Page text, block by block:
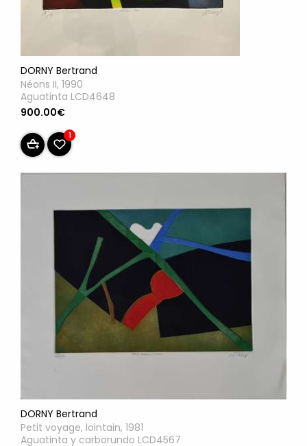
DORNY Bertrand
Néons II, 1990
Aguatinta LCD4648
900.00€
1
DORNY Bertrand
Petit voyage, lointain, 1981
Aguatinta y carborundo LCD4567